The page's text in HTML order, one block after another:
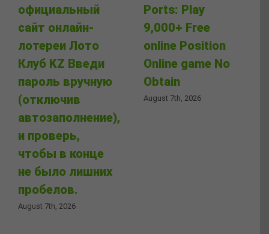
официальный
сайт онлайн-
лотереи Лото
Клуб KZ Введи
пароль вручную
(отключив
автозаполнение),
и проверь,
чтобы в конце
не было лишних
пробелов.
August 7th, 2026
Ports: Play
9,000+ Free
online Position
Online game No
Obtain
August 7th, 2026